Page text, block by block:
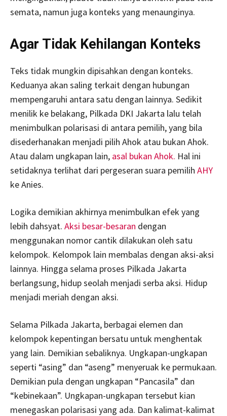
semata, namun juga konteks yang menaunginya.
Agar Tidak Kehilangan Konteks
Teks tidak mungkin dipisahkan dengan konteks.
Keduanya akan saling terkait dengan hubungan
mempengaruhi antara satu dengan lainnya. Sedikit
menilik ke belakang, Pilkada DKI Jakarta lalu telah
menimbulkan polarisasi di antara pemilih, yang bila
disederhanakan menjadi pilih Ahok atau bukan Ahok.
Atau dalam ungkapan lain, asal bukan Ahok. Hal ini
setidaknya terlihat dari pergeseran suara pemilih AHY
ke Anies.
Logika demikian akhirnya menimbulkan efek yang
lebih dahsyat. Aksi besar-besaran dengan
menggunakan nomor cantik dilakukan oleh satu
kelompok. Kelompok lain membalas dengan aksi-aksi
lainnya. Hingga selama proses Pilkada Jakarta
berlangsung, hidup seolah menjadi serba aksi. Hidup
menjadi meriah dengan aksi.
Selama Pilkada Jakarta, berbagai elemen dan
kelompok kepentingan bersatu untuk menghentak
yang lain. Demikian sebaliknya. Ungkapan-ungkapan
seperti “asing” dan “aseng” menyeruak ke permukaan.
Demikian pula dengan ungkapan “Pancasila” dan
“kebinekaan”. Ungkapan-ungkapan tersebut kian
menegaskan polarisasi yang ada. Dan kalimat-kalimat